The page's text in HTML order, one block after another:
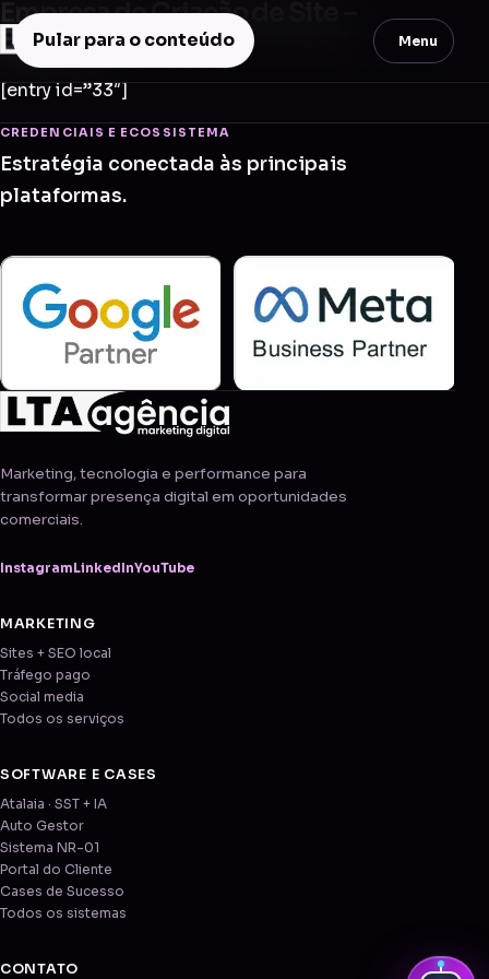
Pular para o conteúdo Menu
Empresa de Criação de Site –
Bálsamo
[entry id=”33″]
CREDENCIAIS E ECOSSISTEMA
Estratégia conectada às principais
plataformas.
Marketing, tecnologia e performance para
transformar presença digital em oportunidades
comerciais.
Instagram LinkedInYouTube
MARKETING
Sites + SEO local
Tráfego pago
Social media
Todos os serviços
SOFTWARE E CASES
Atalaia · SST + IA
Auto Gestor
Sistema NR-01
Portal do Cliente
Cases de Sucesso
Todos os sistemas
CONTATO